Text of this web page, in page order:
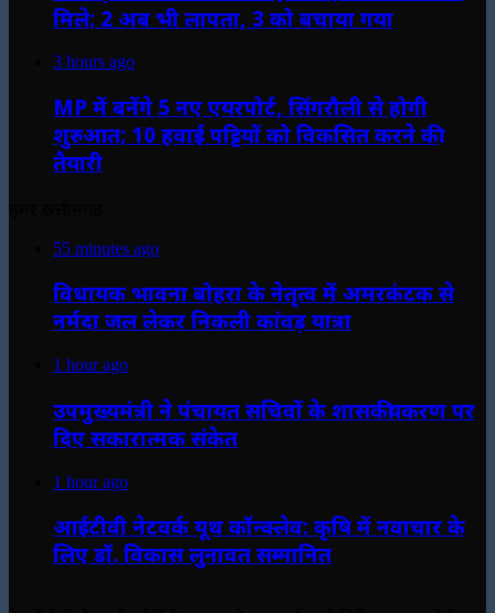
मिले; 2 अब भी लापता, 3 को बचाया गया
3 hours ago
MP में बनेंगे 5 नए एयरपोर्ट, सिंगरौली से होगी
शुरुआत; 10 हवाई पट्टियों को विकसित करने की
तैयारी
55 minutes ago
विधायक भावना बोहरा के नेतृत्व में अमरकंटक से
नर्मदा जल लेकर निकली कांवड़ यात्रा
1 hour ago
उपमुख्यमंत्री ने पंचायत सचिवों के शासकीयकरण पर
दिए सकारात्मक संकेत
1 hour ago
आईटीवी नेटवर्क यूथ कॉन्क्लेव: कृषि में नवाचार के
लिए डॉ. विकास लुनावत सम्मानित